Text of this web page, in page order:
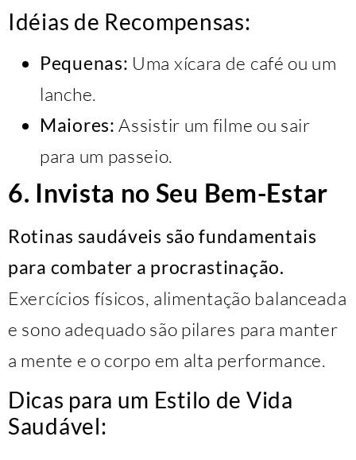
Idéias de Recompensas:
Pequenas: Uma xícara de café ou um
lanche.
Maiores: Assistir um filme ou sair
para um passeio.
6. Invista no Seu Bem-Estar
Rotinas saudáveis são fundamentais
para combater a procrastinação.
Exercícios físicos, alimentação balanceada
e sono adequado são pilares para manter
a mente e o corpo em alta performance.
Dicas para um Estilo de Vida
Saudável: